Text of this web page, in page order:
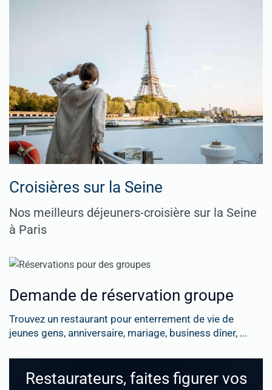
Croisières sur la Seine
Nos meilleurs déjeuners-croisière sur la Seine
à Paris
Demande de réservation groupe
Trouvez un restaurant pour enterrement de vie de
jeunes gens, anniversaire, mariage, business dîner, ...
Restaurateurs, faites figurer vos